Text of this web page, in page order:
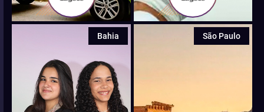
Bahia São Paulo